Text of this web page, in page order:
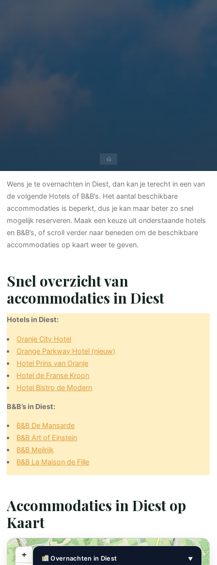
Wens je te overnachten in Diest, dan kan je terecht in een van
de volgende Hotels of B&B’s. Het aantal beschikbare
accommodaties is beperkt, dus je kan maar beter zo snel
mogelijk reserveren. Maak een keuze uit onderstaande hotels
en B&B’s, of scroll verder naar beneden om de beschikbare
accommodaties op kaart weer te geven.
Snel overzicht van
accommodaties in Diest
Hotels in Diest:
Oranje City Hotel
Orange Parkway Hotel (nieuw)
Hotel Prins van Oranje
Hotel de Franse Kroon
Hotel Bistro de Modern
B&B’s in Diest:
B&B De Mansarde
B&B Art of Einstein
B&B Meilrijk
B&B La Maison de Fille
Accommodaties in Diest op
Kaart
B&B
+
Overnachten in Diest ▼